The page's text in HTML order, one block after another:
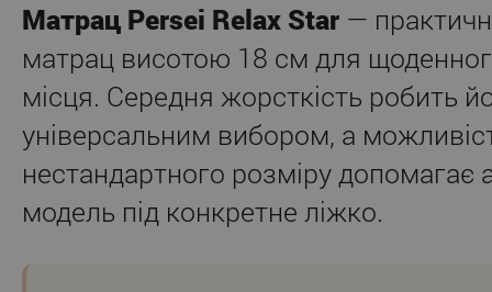
Матрац Persei Relax Star —
матрац висотою 18 см для
місця. Середня жорсткість робить
універсальним вибором, а
нестандартного розміру допомагає
модель під конкретне ліжко.